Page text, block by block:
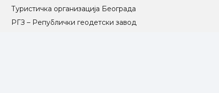
Туристичка организација Београда
РГЗ – Републички геодетски завод